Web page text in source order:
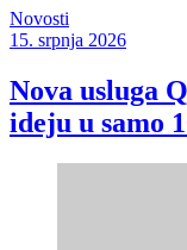
Novosti
15. srpnja 2026
Nova usluga
ideju u samo